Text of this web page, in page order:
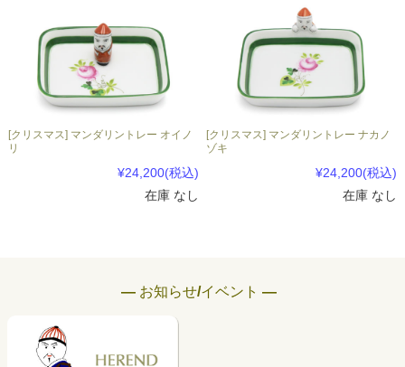
[クリスマス] マンダリントレー オイノ
リ
¥24,200(税込)
在庫 なし
[クリスマス] マンダリントレー ナカノ
ゾキ
¥24,200(税込)
在庫 なし
― お知らせ/イベント ―